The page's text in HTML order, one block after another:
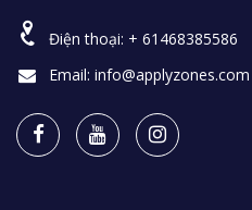
Điện thoại: + 61468385586
Email: info@applyzones.com